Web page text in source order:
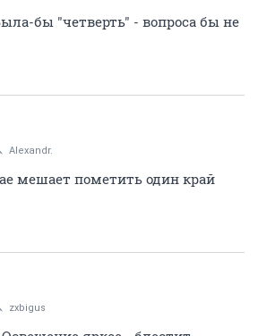
бы "четверть" - вопроса бы не
Alexandr.
мешает пометить один край
zxbigus